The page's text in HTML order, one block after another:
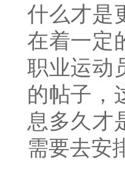
什么才是
在着一定
职业运动
的帖子，
息多久才
需要去安